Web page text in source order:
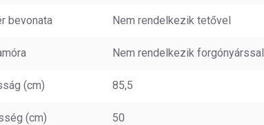
bevonata Nem rendelkezik tetővel
Nem rendelkezik forgónyárssal
(cm) 85,5
(cm) 50